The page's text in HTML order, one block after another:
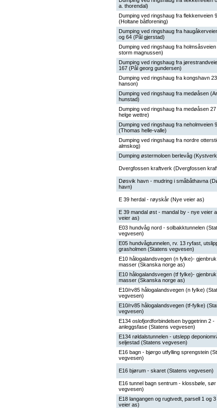
a. thorendal)
Dumping ved ringshaug fra flekkenveien
(Holtane båtforening)
Dumping ved ringshaug fra
og 64 (Pål gjerstad)
Dumping ved ringshaug fra
storm magnussen)
Dumping ved ringshaug fra
167 (Pål georg gundersen)
Dumping ved ringshaug fra kongshavn
hanson)
Dumping ved ringshaug fra medøåsen
hunstad)
Dumping ved ringshaug fra medøåsen 27
helge wettre)
Dumping ved ringshaug fra neholmveien
(Thomas helle-valle)
Dumping ved ringshaug fra nordre
almskog)
Dumping østermoloen berlevåg
Dvergfossen kraftverk (Dvergfossen
Døsvik havn - mudring i småbåthavna
havn)
E 39 herdal - røyskår (Nye veier as)
E 39 mandal øst - mandal by - nye veier
veier as)
E03 hundvåg nord - solbakktunnelen
vegvesen)
E05 hundvågtunnelen, rv. 13 ryfast,
grasholmen (Statens vegvesen)
E10 hålogalandsvegen (n fylke)-
masser (Skanska norge as)
E10 hålogalandsvegen (tf fylke)-
masser (Skanska norge as)
E10/rv85 hålogalandsvegen (n fylke)
vegvesen)
E10/rv85 hålogalandsvegen (tf-fylke)
vegvesen)
E134 oslofjordforbindelsen byggetrinn 2 -
anleggsfase (Statens vegvesen)
E134 røldalstunnelen - utslepp
seljestad (Statens vegvesen)
E16 bagn - bjørgo utfylling sprengstein
vegvesen)
E16 bjørum - skaret (Statens vegvesen)
E16 tunnel bagn sentrum - klossbøle,
vegvesen)
E18 langangen og rugtvedt, parsell 1 og
veier as)